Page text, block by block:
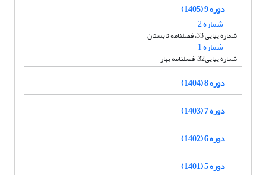
دوره 9 (1405)
شماره 2
شماره پیاپی 33، فصلنامه تابستان
شماره 1
شماره پیاپی32، فصلنامه بهار
دوره 8 (1404)
دوره 7 (1403)
دوره 6 (1402)
دوره 5 (1401)